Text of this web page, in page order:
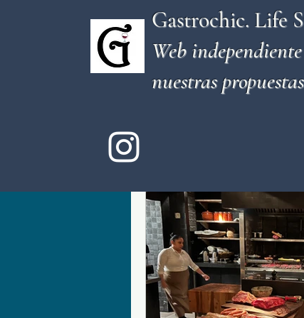
Gastrochic. Life
Web
nuestras
Cocina mejicana
Fusión asiática- peruana